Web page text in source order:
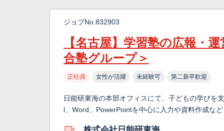
ジョブNo.832903
【名古屋】学習塾の広報・
合塾グループ＞
正社員 女性が活躍 未経験可 第二新卒歓迎
日能研東海の本部オフィスにて、子どもの学びを
l、Word、PowerPointを中心に入力や資料作成な